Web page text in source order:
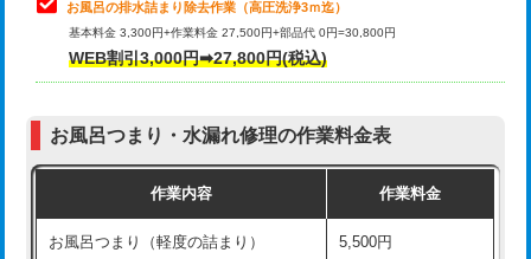
交換・取付（タンク）
交換・取付（普通便座） 11,000円+材料費
交換・取付（温水洗浄便座） 16,500円+材料費
交換・取付(単水栓（壁付・デッキ
13,200円+材料費
お風呂の排水詰まり除去作業（高圧洗浄3ｍ迄）
基本料金 3,300円+作業料金 27,500円+部品代 0円=30,800円
WEB割引3,000円➡27,800円(税込)
お風呂つまり・水漏れ修理の作業料金表
作業内容 作業料金
お風呂つまり（軽度の詰まり） 5,500円